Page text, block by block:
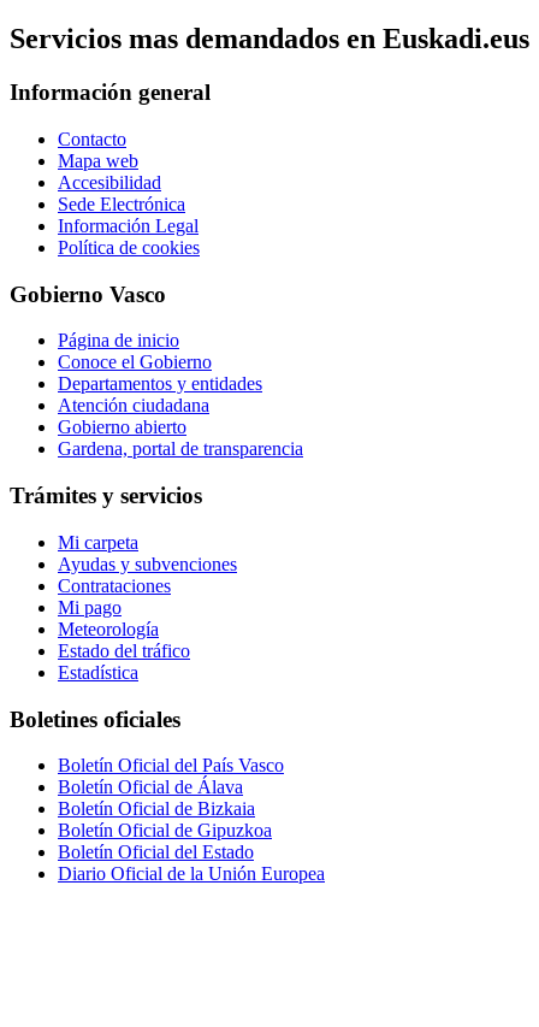
Servicios mas demandados en Euskadi.eus
Información general
Contacto
Mapa web
Accesibilidad
Sede Electrónica
Información Legal
Política de cookies
Gobierno Vasco
Página de inicio
Conoce el Gobierno
Departamentos y entidades
Atención ciudadana
Gobierno abierto
Gardena, portal de transparencia
Trámites y servicios
Mi carpeta
Ayudas y subvenciones
Contrataciones
Mi pago
Meteorología
Estado del tráfico
Estadística
Boletines oficiales
Boletín Oficial del País Vasco
Boletín Oficial de Álava
Boletín Oficial de Bizkaia
Boletín Oficial de Gipuzkoa
Boletín Oficial del Estado
Diario Oficial de la Unión Europea